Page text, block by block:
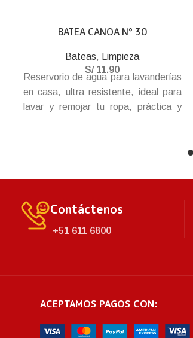
BATEA CANOA N° 30
Bateas,
Limpieza
S/11.90
Reservorio de agua para lavanderías
en casa, ultra resistente, ideal para
lavar y remojar tu ropa, práctica y
Contáctenos
+51 611 6800
ACEPTAMOS PAGOS CON: